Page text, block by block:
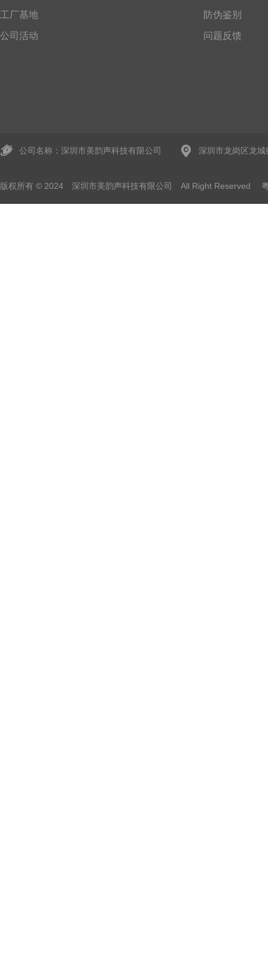
工厂基地
公司活动
防伪鉴别
问题反馈
公司名称：深圳市美韵声科技有限公司 深圳市龙岗区龙
版权所有 © 2024 深圳市美韵声科技有限公司 All Right Reserved